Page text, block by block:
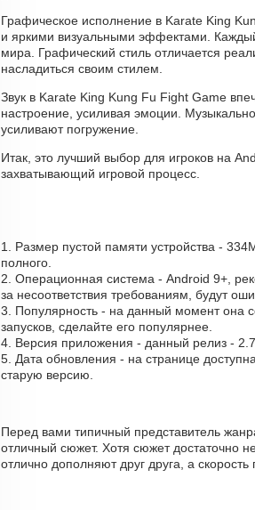
Графическое исполнение в Karate King
и яркими визуальными эффектами.
мира. Графический стиль отличается
насладиться своим стилем.
Звук в Karate King Kung Fu Fight Game
настроение, усиливая эмоции.
усиливают погружение.
Итак, это лучший выбор для игроков на
захватывающий игровой процесс.
1. Размер пустой памяти устройства -
полного.
2. Операционная система - Android 9+,
за несоответствия требованиям, будут
3. Популярность - на данный момент она
запусков, сделайте его популярнее.
4. Версия приложения - данный релиз -
5. Дата обновления - на странице
старую версию.
Перед вами типичный представитель
отличный сюжет. Хотя сюжет достаточно
отлично дополняют друг друга, а